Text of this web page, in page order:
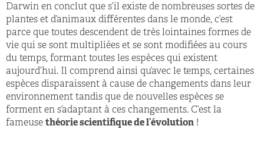
Darwin en conclut que s’il existe de nombreuses sortes de
plantes et d’animaux différentes dans le monde, c’est
parce que toutes descendent de très lointaines formes de
vie qui se sont multipliées et se sont modifiées au cours
du temps, formant toutes les espèces qui existent
aujourd’hui. Il comprend ainsi qu’avec le temps, certaines
espèces disparaissent à cause de changements dans leur
environnement tandis que de nouvelles espèces se
forment en s’adaptant à ces changements. C’est la
fameuse théorie scientifique de l’évolution !